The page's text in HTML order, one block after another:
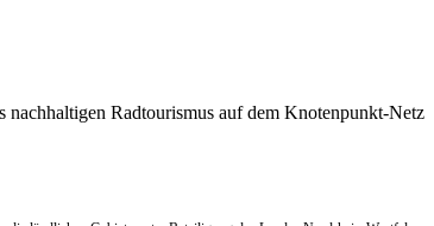
nachhaltigen Radtourismus auf dem Knotenpunkt-Netz